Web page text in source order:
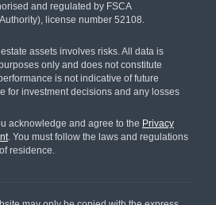
and regulated by FSCA
license number 52108.
assets involves risks. All data is
only and does not constitute
is not indicative of future
for investment decisions and any losses
acknowledge and agree to the Privacy
. You must follow the laws and regulations
residence.